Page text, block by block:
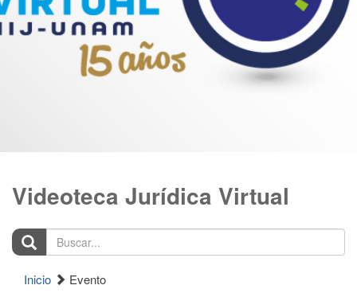
Videoteca Jurídica Virtual
Buscar...
Inicio Evento